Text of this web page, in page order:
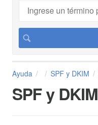
Ayuda SPF y DKIM
SPF y DKIM